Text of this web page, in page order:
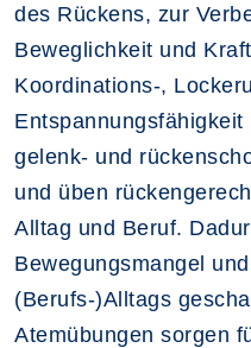
des Rückens, zur
Beweglichkeit und
Koordinations-,
gelenk- und
und üben
Alltag und Beruf.
Bewegungsmangel
(Berufs-)Alltags
Atemübungen sorgen